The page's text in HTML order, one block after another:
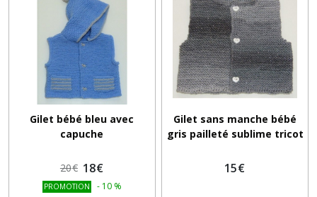
Gilet bébé bleu avec
capuche
20€ 18€
PROMOTION - 10 %
Gilet sans manche bébé
gris pailleté sublime tricot
15€